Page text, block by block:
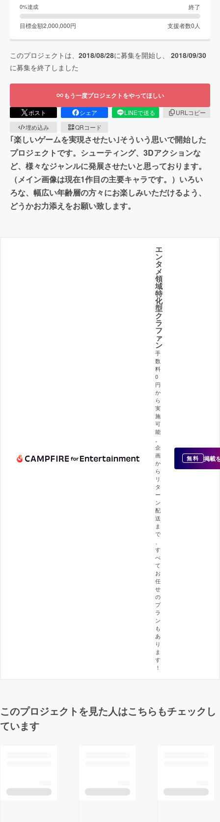
0%達成 終了
目標金額2,000,000円 支援者数0 人
このプロジェクトは、 2018/08/28に募集を開始し、 2018/09/30
に募集を終了しました
もう一度プロジェクトをやってほしい
ポスト シェア LINEで送る
URLコピー
埋め込み
QRコード
｢楽しいゲームを実現させたい｣そういう思いで開始した
プロジェクトです。シューティング、3Dアクションな
ど、様々なジャンルに発展させたいと思っております。
（メイン画像は現在1作目の主要キャラです。）いろい
ろな、幅広い年齢層の方々にお楽しみいただけるよう、
どうかお力添えをお願い致します。
エ
ン
タ
メ
領
域
特
化
型
ク
ラ
フ
ァ
ン
手
数
料
0
円
か
ら
実
施
可
能
企
画
か
ら
リ
タ
ー
ン
配
送
ま
で
す
べ
て
お
任
せ
の
プ
ラ
ン
も
あ
り
ま
す
！
無料 掲載
このプロジェクトを見た人はこちらもチェックし
ています